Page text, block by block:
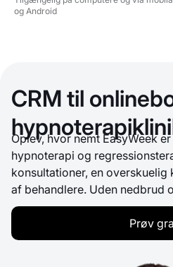
og Android
CRM til
Oplev, hvor nemt EasyWeek
hypnoterapi og
konsultationer, en
af behandlere. Uden nedbrud
Prøv